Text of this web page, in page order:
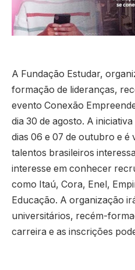
A Fundação Estudar,
formação de lideranças,
evento Conexão
dia 30 de agosto. A
dias 06 e 07 de outubro e é
talentos brasileiros
interesse em conhecer
como Itaú, Cora, Enel,
Educação. A organização
universitários, recém-
carreira e as inscrições